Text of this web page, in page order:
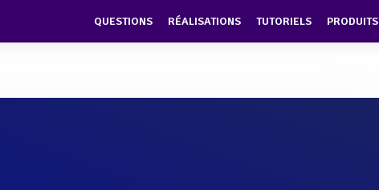
QUESTIONS RÉALISATIONS TUTORIELS PRODUITS